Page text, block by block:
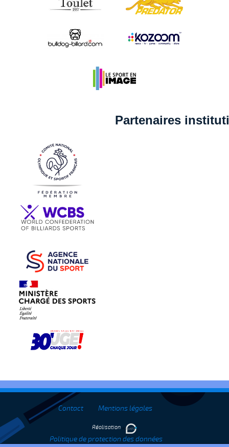
Partenaires
Contact Mentions légales
Politique de protection des données
Réalisation